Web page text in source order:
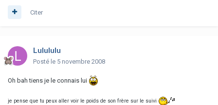
Citer
Lulululu
Posté le 5 novembre 2008
Oh bah tiens je le connais lui
je pense que tu peux aller voir le poids de son frère sur le suivi